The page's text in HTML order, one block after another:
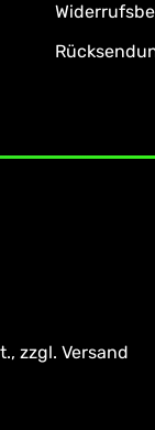
zzgl. Versand